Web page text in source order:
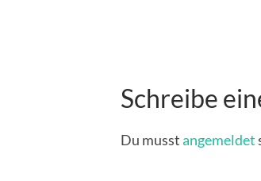
Schreibe
Du musstangemeldet